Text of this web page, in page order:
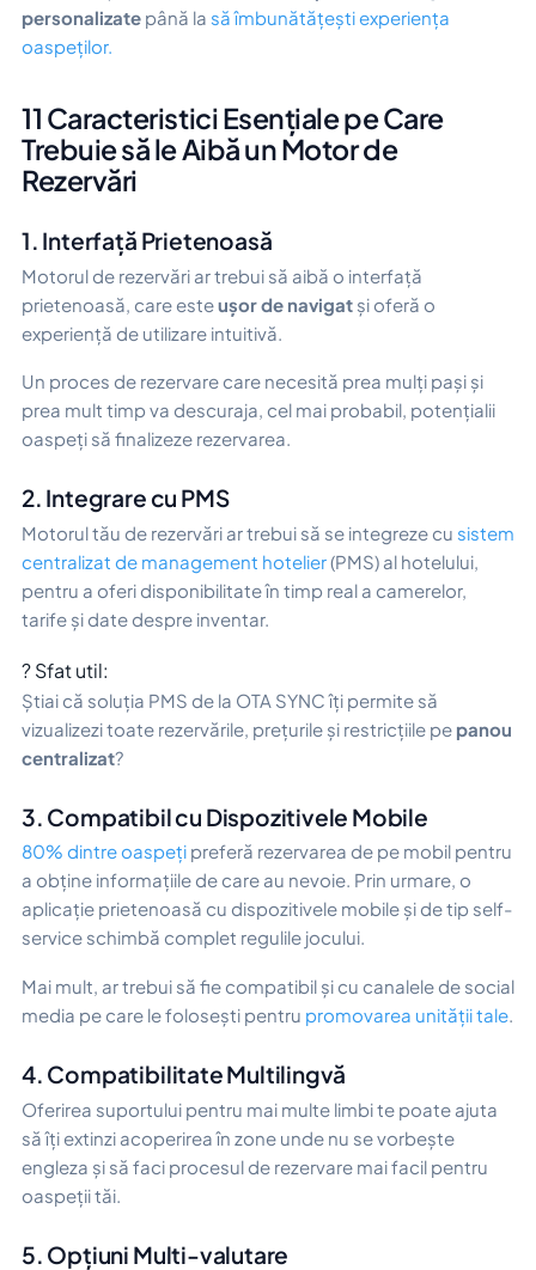
personalizate până la să îmbunătățești experiența
oaspeților.
11 Caracteristici Esențiale pe Care
Trebuie să le Aibă un Motor de
Rezervări
1. Interfață Prietenoasă
Motorul de rezervări ar trebui să aibă o interfață
prietenoasă, care esteușor de navigat și oferă o
experiență de utilizare intuitivă.
Un proces de rezervare care necesită prea mulți pași și
prea mult timp va descuraja, cel mai probabil, potențialii
oaspeți să finalizeze rezervarea.
2. Integrare cu PMS
Motorul tău de rezervări ar trebui să se integreze cu sistem
centralizat de management hotelier(PMS) al hotelului,
pentru a oferi disponibilitate în timp real a camerelor,
tarife și date despre inventar.
? Sfat util:
Știai că soluția PMS de la OTA SYNC îți permite să
vizualizezi toate rezervările, prețurile și restricțiile pe panou
centralizat?
3. Compatibil cu Dispozitivele Mobile
80% dintre oaspeți preferă rezervarea de pe mobil pentru
a obține informațiile de care au nevoie. Prin urmare, o
aplicație prietenoasă cu dispozitivele mobile și de tip self-
service schimbă complet regulile jocului.
Mai mult, ar trebui să fie compatibil și cu canalele de social
media pe care le folosești pentru promovarea unității tale.
4. Compatibilitate Multilingvă
Oferirea suportului pentru mai multe limbi te poate ajuta
să îți extinzi acoperirea în zone unde nu se vorbește
engleza și să faci procesul de rezervare mai facil pentru
oaspeții tăi.
5. Opțiuni Multi-valutare